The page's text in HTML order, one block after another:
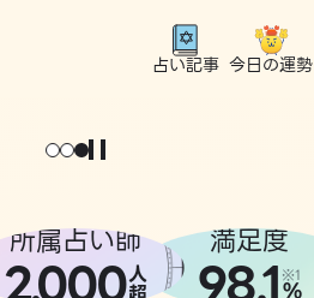
占い記事 今日の運勢
所属占い師
人
満足度
※1
%